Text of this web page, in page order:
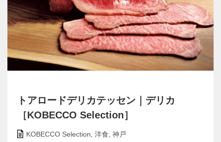
トアロードデリカテッセン｜デリカ
［KOBECCO Selection］
KOBECCO Selection, 洋食, 神戸